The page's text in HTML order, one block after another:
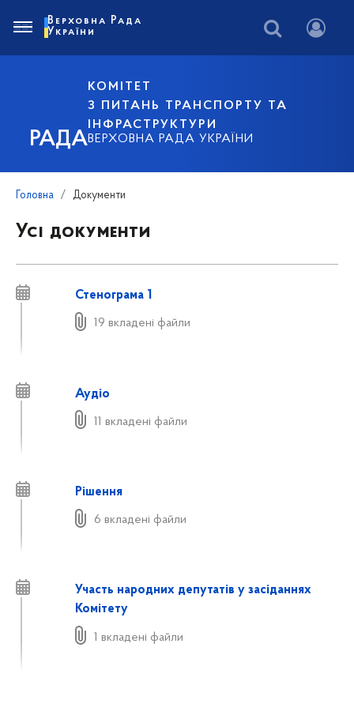
РАДА
КОМІТЕТ
З ПИТАНЬ ТРАНСПОРТУ ТА
ІНФРАСТРУКТУРИ
ВЕРХОВНА РАДА УКРАЇНИ
Верховна Рада
України
Головна Документи
Усі документи
Стенограма 1
19 вкладені файли
Аудіо
11 вкладені файли
Рішення
6 вкладені файли
Участь народних депутатів у засіданнях
Комітету
1 вкладені файли